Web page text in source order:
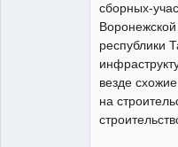
сборных-
Воронежской
республики
везде
на